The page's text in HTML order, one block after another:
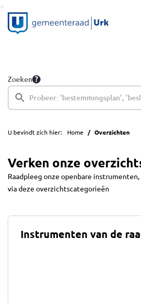
Ga naar de inhoud van deze pagina
Ga naar het zoeken
Ga naar het menu
Zoeken
U bevindt zich hier: Home Overzichten
Verken onze
Raadpleeg onze openbare
via deze overzichtscategorieën
Instrumenten van de